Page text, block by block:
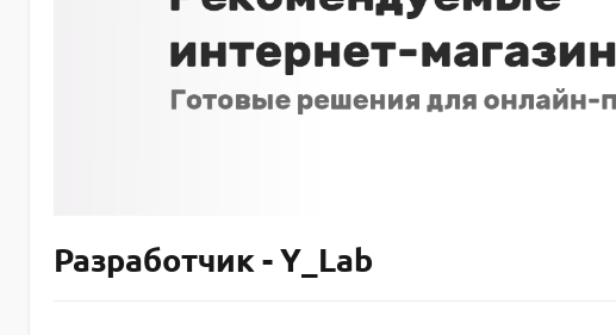
Разработчик - Y_Lab